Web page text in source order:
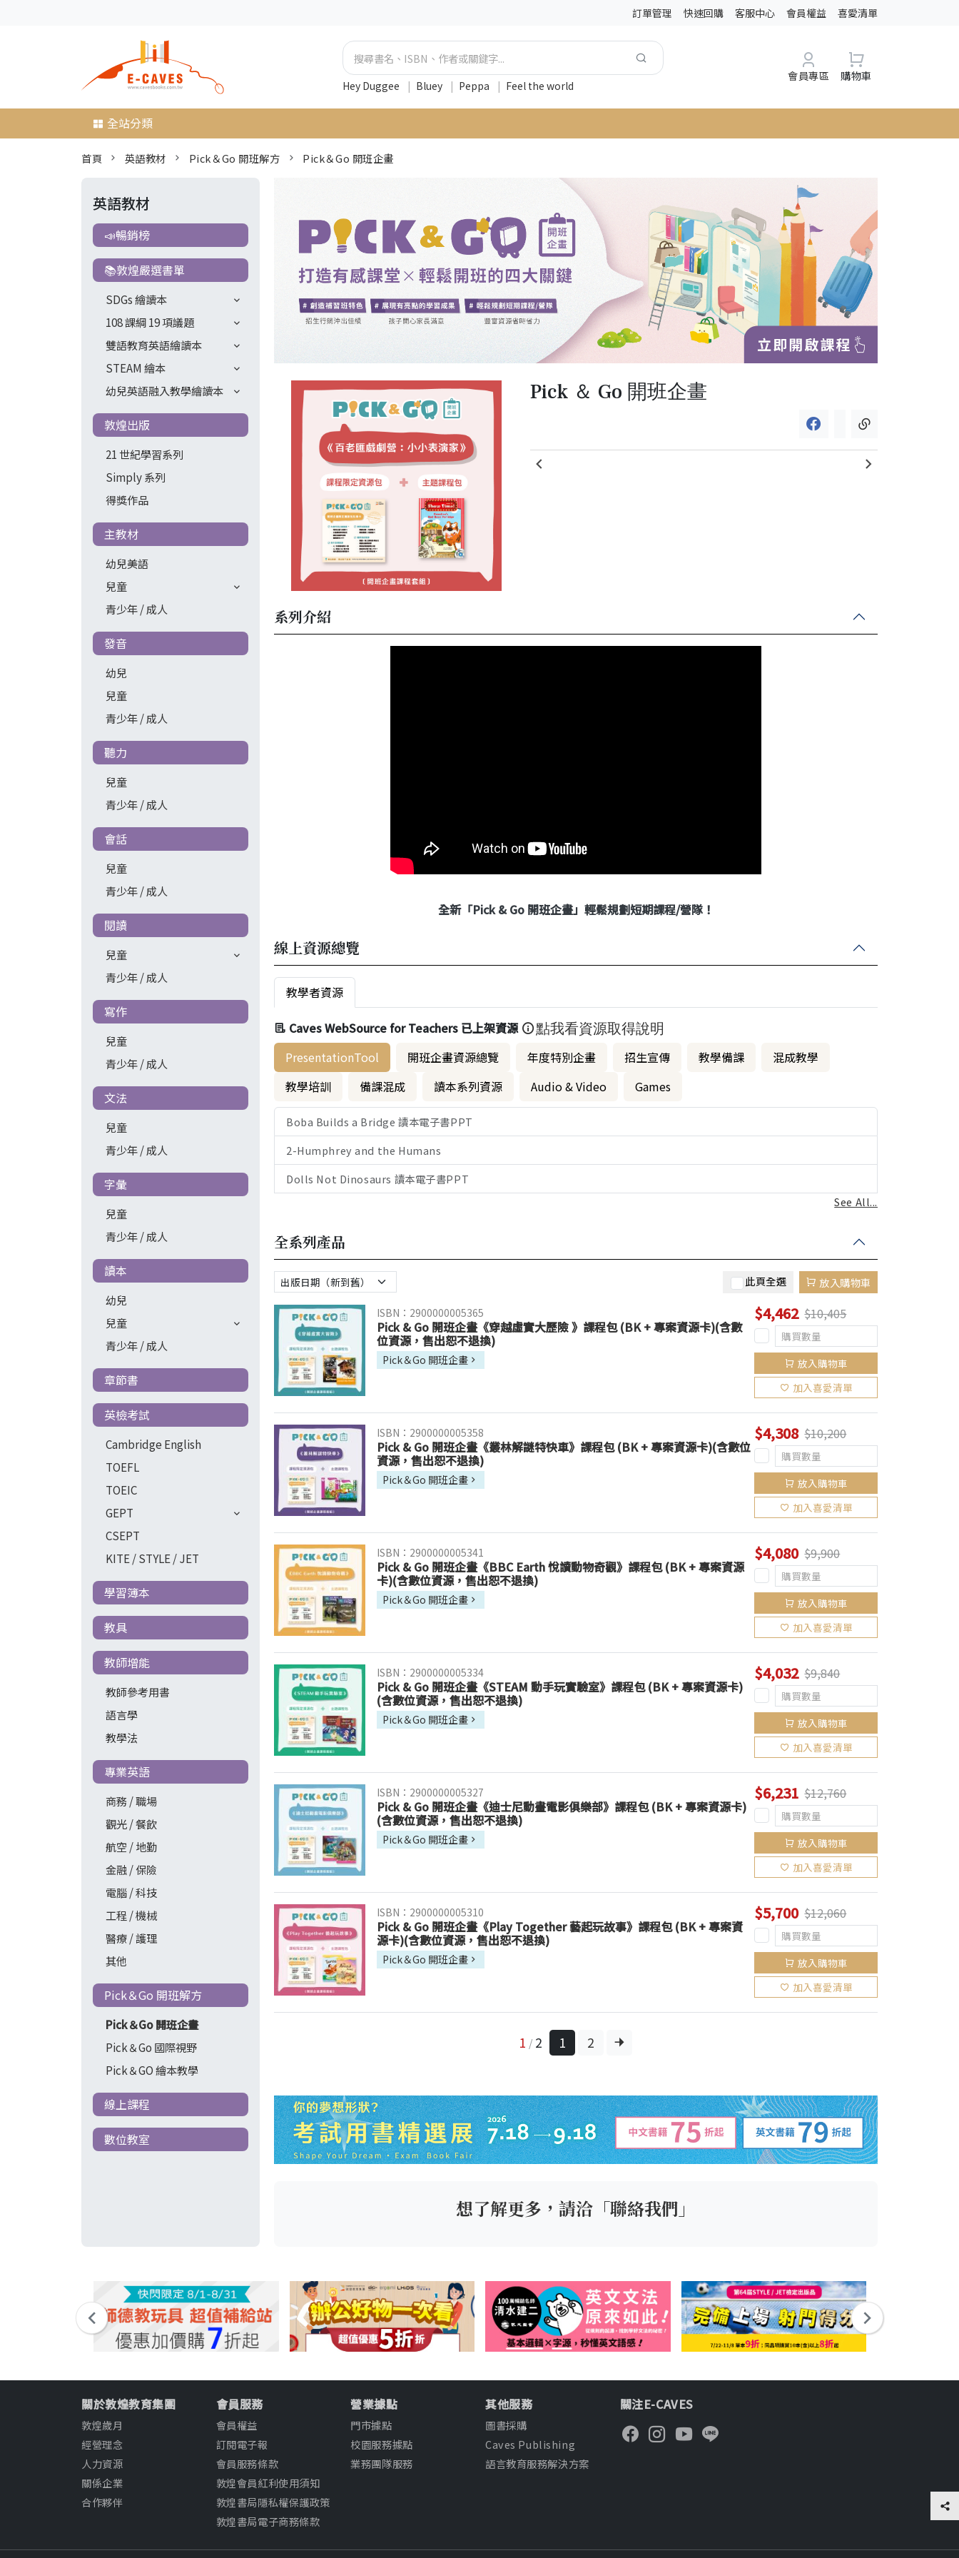
訂單管理 快速回購 客服中心 會員權益 喜愛清單
Hey Duggee | Bluey | Peppa | Feel the world
會員專區 購物車
全站分類
首頁 英語教材 Pick＆Go 開班解方 Pick＆Go 開班企畫
英語教材
📣暢銷榜
📚敦煌嚴選書單
SDGs 繪讀本
108 課綱 19 項議題
雙語教育英語繪讀本
STEAM 繪本
幼兒英語融入教學繪讀本
敦煌出版
21 世紀學習系列
Simply 系列
得獎作品
主教材
幼兒美語
兒童
青少年 / 成人
發音
幼兒
兒童
青少年 / 成人
聽力
兒童
青少年 / 成人
會話
兒童
青少年 / 成人
閱讀
兒童
青少年 / 成人
寫作
兒童
青少年 / 成人
文法
兒童
青少年 / 成人
字彙
兒童
青少年 / 成人
讀本
幼兒
兒童
青少年 / 成人
章節書
英檢考試
Cambridge English
TOEFL
TOEIC
GEPT
CSEPT
KITE / STYLE / JET
學習簿本
教具
教師增能
教師參考用書
語言學
教學法
專業英語
商務 / 職場
觀光 / 餐飲
航空 / 地勤
金融 / 保險
電腦 / 科技
工程 / 機械
醫療 / 護理
其他
Pick＆Go 開班解方
Pick＆Go 開班企畫
Pick＆Go 國際視野
Pick＆GO 繪本教學
線上課程
數位教室
Pick ＆ Go 開班企畫
系列介紹
全新「Pick & Go 開班企畫」輕鬆規劃短期課程/營隊！
線上資源總覽
教學者資源
Caves WebSource for Teachers 已上架資源 點我看資源取得說明
PresentationTool 開班企畫資源總覽 年度特別企畫 招生宣傳 教學備課
混成教學
教學培訓
備課混成 讀本系列資源 Audio & Video Games
Boba Builds a Bridge 讀本電子書PPT
2-Humphrey and the Humans
Dolls Not Dinosaurs 讀本電子書PPT
See All...
全系列產品
此頁全選 放入購物車
ISBN：2900000005365
Pick & Go 開班企畫《穿越虛實大歷險 》課程包 (BK + 專案資源卡)(含數
位資源，售出恕不退換)
Pick＆Go 開班企畫
$4,462 $10,405
放入購物車
加入喜愛清單
ISBN：2900000005358
Pick & Go 開班企畫《叢林解謎特快車》課程包 (BK + 專案資源卡)(含數位
資源，售出恕不退換)
Pick＆Go 開班企畫
$4,308 $10,200
放入購物車
加入喜愛清單
ISBN：2900000005341
Pick & Go 開班企畫《BBC Earth 悅讀動物奇觀》課程包 (BK + 專案資源
卡)(含數位資源，售出恕不退換)
Pick＆Go 開班企畫
$4,080 $9,900
放入購物車
加入喜愛清單
ISBN：2900000005334
Pick & Go 開班企畫《STEAM 動手玩實驗室》課程包 (BK + 專案資源卡)
(含數位資源，售出恕不退換)
Pick＆Go 開班企畫
$4,032 $9,840
放入購物車
加入喜愛清單
ISBN：2900000005327
Pick & Go 開班企畫《迪士尼動畫電影俱樂部》課程包 (BK + 專案資源卡)
(含數位資源，售出恕不退換)
Pick＆Go 開班企畫
$6,231 $12,760
放入購物車
加入喜愛清單
ISBN：2900000005310
Pick & Go 開班企畫《Play Together 藝起玩故事》課程包 (BK + 專案資
源卡)(含數位資源，售出恕不退換)
Pick＆Go 開班企畫
$5,700 $12,060
放入購物車
加入喜愛清單
1 / 2 1 2
想了解更多，請洽「聯絡我們」
關於敦煌教育集團
敦煌歲月
經營理念
人力資源
關係企業
合作夥伴
會員服務
會員權益
訂閱電子報
會員服務條款
敦煌會員紅利使用須知
敦煌書局隱私權保護政策
敦煌書局電子商務條款
營業據點
門市據點
校園服務據點
業務團隊服務
其他服務
圖書採購
Caves Publishing
語言教育服務解決方案
關注E-CAVES